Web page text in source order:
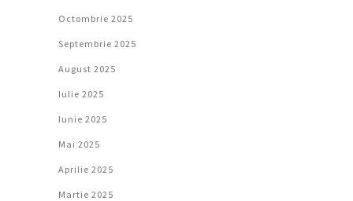
Octombrie 2025
Septembrie 2025
August 2025
Iulie 2025
Iunie 2025
Mai 2025
Aprilie 2025
Martie 2025